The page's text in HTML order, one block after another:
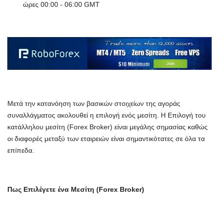
ώρες 00:00 - 06:00 GMT
Μετά την κατανόηση των βασικών στοιχείων της αγοράς
συναλλάγματος ακολουθεί η επιλογή ενός μεσίτη. Η Επιλογή του
κατάλληλου μεσίτη (Forex Broker) είναι μεγάλης σημασίας καθώς
οι διαφορές μεταξύ των εταιρειών είναι σημαντικότατες σε όλα τα
επίπεδα.
Πως Επιλέγετε ένα Μεσίτη (Forex Broker)